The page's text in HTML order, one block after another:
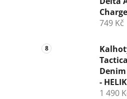
749 Kč
-
1 490